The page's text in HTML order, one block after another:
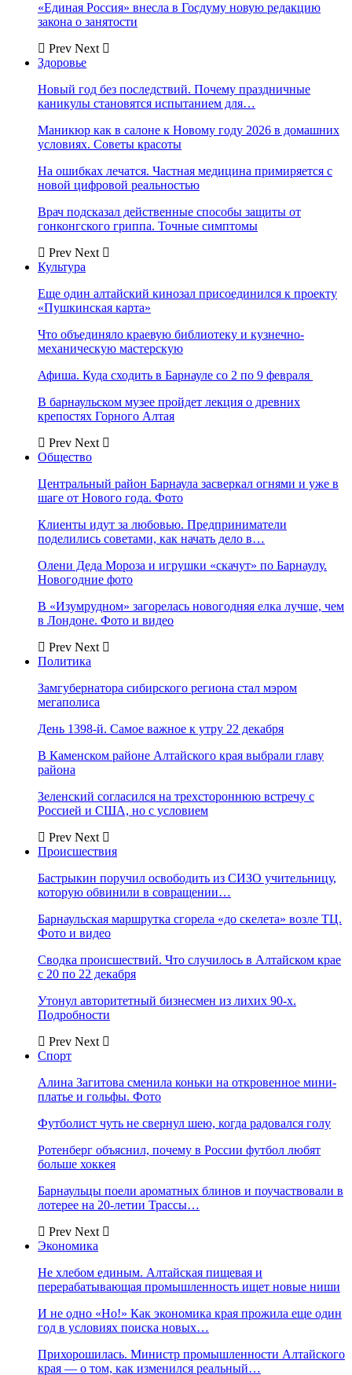
«Единая Россия» внесла в Госдуму новую редакцию
закона о занятости
Prev Next
Здоровье
Новый год без последствий. Почему праздничные
каникулы становятся испытанием для…
Маникюр как в салоне к Новому году 2026 в домашних
условиях. Советы красоты
На ошибках лечатся. Частная медицина примиряется с
новой цифровой реальностью
Врач подсказал действенные способы защиты от
гонконгского гриппа. Точные симптомы
Prev Next
Культура
Еще один алтайский кинозал присоединился к проекту
«Пушкинская карта»
Что объединяло краевую библиотеку и кузнечно-
механическую мастерскую
Афиша. Куда сходить в Барнауле со 2 по 9 февраля
В барнаульском музее пройдет лекция о древних
крепостях Горного Алтая
Prev Next
Общество
Центральный район Барнаула засверкал огнями и уже в
шаге от Нового года. Фото
Клиенты идут за любовью. Предприниматели
поделились советами, как начать дело в…
Олени Деда Мороза и игрушки «скачут» по Барнаулу.
Новогодние фото
В «Изумрудном» загорелась новогодняя елка лучше, чем
в Лондоне. Фото и видео
Prev Next
Политика
Замгубернатора сибирского региона стал мэром
мегаполиса
День 1398-й. Самое важное к утру 22 декабря
В Каменском районе Алтайского края выбрали главу
района
Зеленский согласился на трехстороннюю встречу с
Россией и США, но с условием
Prev Next
Происшествия
Бастрыкин поручил освободить из СИЗО учительницу,
которую обвинили в совращении…
Барнаульская маршрутка сгорела «до скелета» возле ТЦ.
Фото и видео
Сводка происшествий. Что случилось в Алтайском крае
с 20 по 22 декабря
Утонул авторитетный бизнесмен из лихих 90-х.
Подробности
Prev Next
Спорт
Алина Загитова сменила коньки на откровенное мини-
платье и гольфы. Фото
Футболист чуть не свернул шею, когда радовался голу
Ротенберг объяснил, почему в России футбол любят
больше хоккея
Барнаульцы поели ароматных блинов и поучаствовали в
лотерее на 20-летии Трассы…
Prev Next
Экономика
Не хлебом единым. Алтайская пищевая и
перерабатывающая промышленность ищет новые ниши
И не одно «Но!» Как экономика края прожила еще один
год в условиях поиска новых…
Прихорошилась. Министр промышленности Алтайского
края — о том, как изменился реальный…